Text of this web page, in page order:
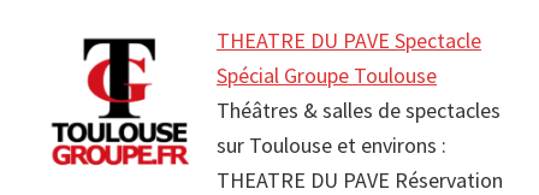
THEATRE DU PAVE Spectacle
Spécial Groupe Toulouse
Théâtres & salles de spectacles
sur Toulouse et environs :
THEATRE DU PAVE Réservation